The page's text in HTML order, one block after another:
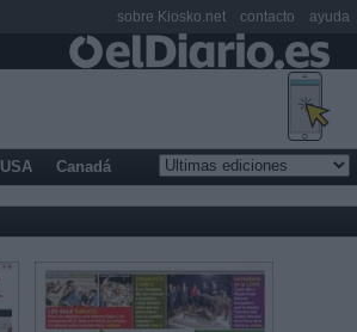
USA Canadá
sobre Kiosko.net contacto ayuda